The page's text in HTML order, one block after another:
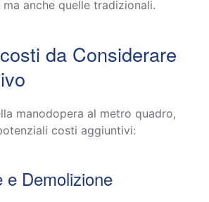
anche quelle tradizionali.
da Considerare
manodopera al metro quadro,
costi aggiuntivi:
e Demolizione